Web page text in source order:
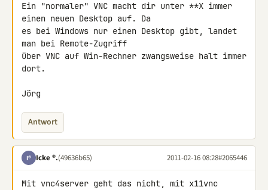
Ein "normaler" VNC macht dir unter **X immer
einen neuen Desktop auf. Da
es bei Windows nur einen Desktop gibt, landet
man bei Remote-Zugriff
über VNC auf Win-Rechner zwangsweise halt immer
dort.
Jörg
Antwort
I® Icke ®.(49636b65) 2011-02-16 08:28#2065446
Mit vnc4server geht das nicht, mit x11vnc